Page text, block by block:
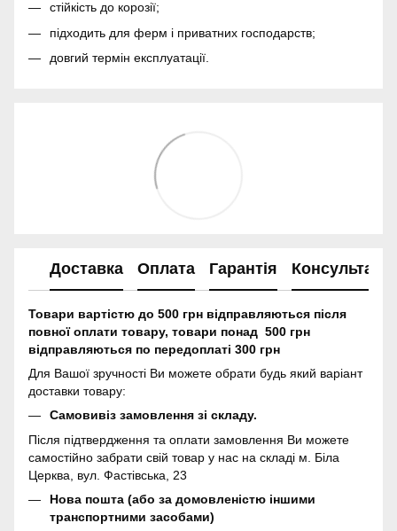
стійкість до корозії;
підходить для ферм і приватних господарств;
довгий термін експлуатації.
Доставка Оплата Гарантія Консультація
Товари вартістю до 500 грн відправляються після
повної оплати товару, товари понад 500 грн
відправляються по передоплаті 300 грн
Для Вашої зручності Ви можете обрати будь який варіант
доставки товару:
Самовивіз замовлення зі складу.
Після підтвердження та оплати замовлення Ви можете
самостійно забрати свій товар у нас на складі м. Біла
Церква, вул. Фастівська, 23
Нова пошта (або за домовленістю іншими
транспортними засобами)